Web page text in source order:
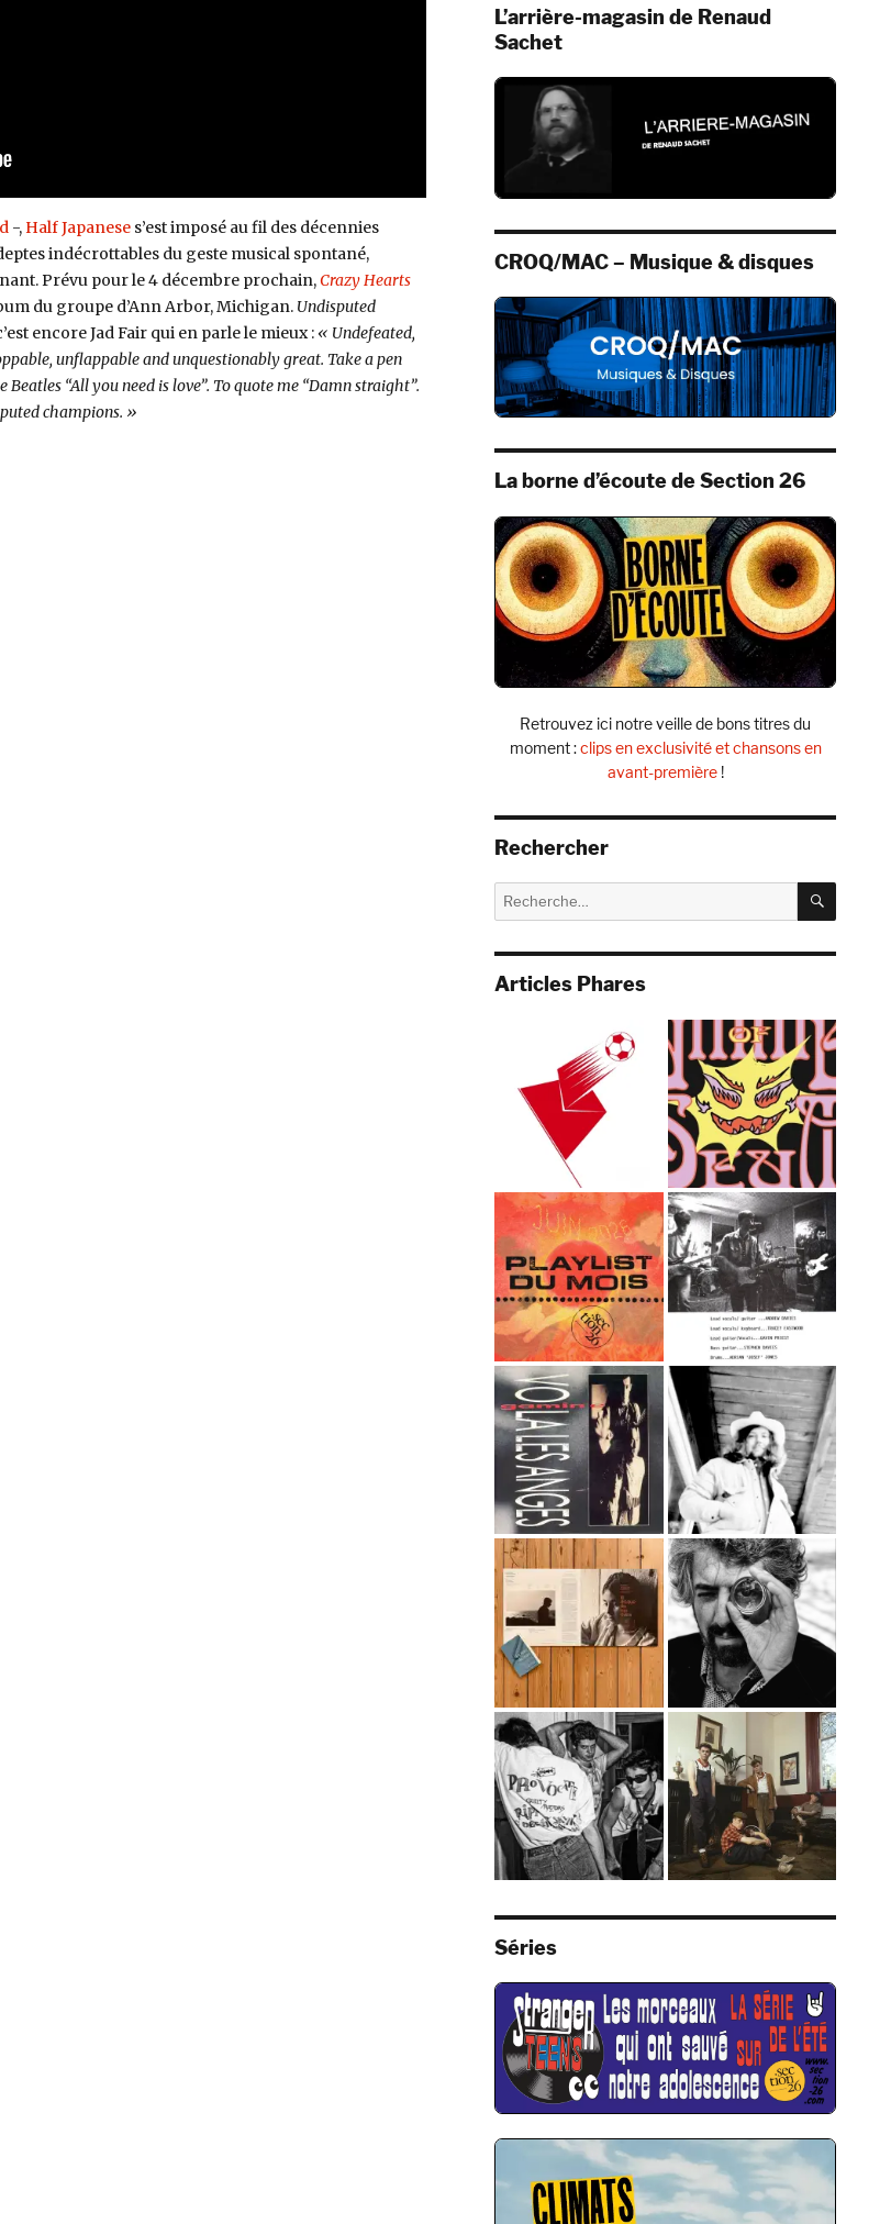
-, Half Japaneses’est imposé au fil des décennies
indécrottables du geste musical spontané,
Prévu pour le 4 décembre prochain,Crazy Hearts
du groupe d’Ann Arbor, Michigan. Undisputed
encore Jad Fair qui en parle le mieux : « Undefeated,
unflappable and unquestionably great. Take a pen
“All you need is love”. To quote me “Damn straight”.
champions. »
L’arrière-magasin de Renaud
Sachet
CROQ/MAC – Musique & disques
La borne d’écoute de Section 26
Retrouvez ici notre veille de bons titres du
moment :clips en exclusivité et chansons en
avant-première!
Rechercher
Recherche
pour :
Articles Phares
Séries